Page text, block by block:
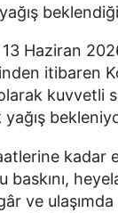
Haziran
itibaren
kuvvetli
kadar
ve